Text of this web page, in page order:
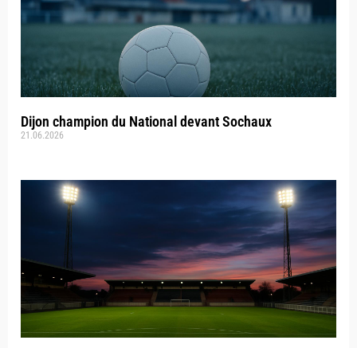
Dijon champion du National devant Sochaux
21.06.2026